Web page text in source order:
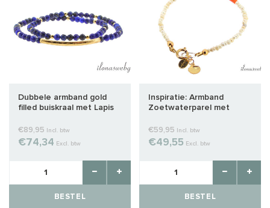
Dubbele armband gold
filled buiskraal met Lapis
€89,95 Incl. btw
€74,34 Excl. btw
BESTEL
Inspiratie: Armband
Zoetwaterparel met
€59,95 Incl. btw
€49,55 Excl. btw
BESTEL